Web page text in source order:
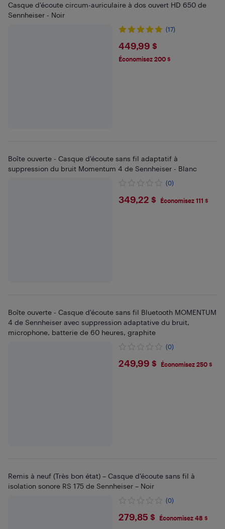
Casque d'écoute circum-auriculaire à dos ouvert HD 650 de
Sennheiser - Noir
(17)
$449.99
449,99 $
Économisez 200 $
Boîte ouverte - Casque d'écoute sans fil adaptatif à
suppression du bruit Momentum 4 de Sennheiser - Blanc
(0)
$349.22
349,22 $ Économisez 111 $
Boîte ouverte - Casque d'écoute sans fil Bluetooth MOMENTUM
4 de Sennheiser avec suppression adaptative du bruit,
microphone, batterie de 60 heures, graphite
(0)
$249.99
249,99 $ Économisez 250 $
Remis à neuf (Très bon état) – Casque d’écoute sans fil à
isolation sonore RS 175 de Sennheiser – Noir
(0)
$279.85
279,85 $ Économisez 48 $